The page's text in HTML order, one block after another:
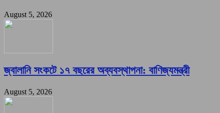
August 5, 2026
জ্বালানি সংকটে ১৭ বছরের অব্যবস্থাপনা: বাণিজ্যমন্ত্রী
August 5, 2026